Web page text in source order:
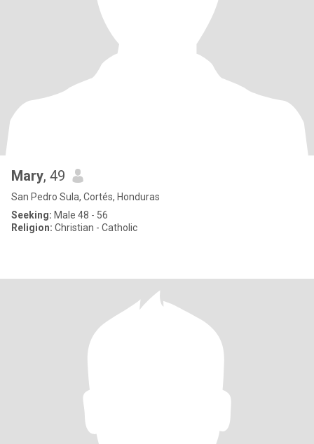
Mary, 49
San Pedro Sula, Cortés, Honduras
Seeking: Male 48 - 56
Religion: Christian - Catholic